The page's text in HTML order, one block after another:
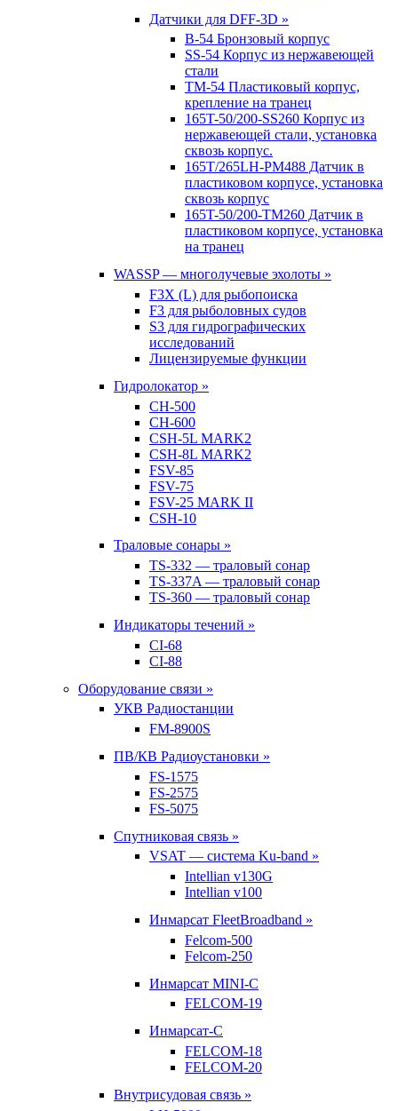
Датчики для DFF-3D »
B-54 Бронзовый корпус
SS-54 Корпус из нержавеющей
стали
TM-54 Пластиковый корпус,
крепление на транец
165T-50/200-SS260 Корпус из
нержавеющей стали, установка
сквозь корпус.
165T/265LH-PM488 Датчик в
пластиковом корпусе, установка
сквозь корпус
165T-50/200-TM260 Датчик в
пластиковом корпусе, установка
на транец
WASSP — многолучевые эхолоты »
F3X (L) для рыбопоиска
F3 для рыболовных судов
S3 для гидрографических
исследований
Лицензируемые функции
Гидролокатор »
CH-500
CH-600
CSH-5L MARK2
CSH-8L MARK2
FSV-85
FSV-75
FSV-25 MARK II
CSH-10
Траловые сонары »
TS-332 — траловый сонар
TS-337A — траловый сонар
TS-360 — траловый сонар
Индикаторы течений »
CI-68
CI-88
Оборудование связи »
УКВ Радиостанции
FM-8900S
ПВ/КВ Радиоустановки »
FS-1575
FS-2575
FS-5075
Спутниковая связь »
VSAT — система Ku-band »
Intellian v130G
Intellian v100
Инмарсат FleetBroadband »
Felcom-500
Felcom-250
Инмарсат MINI-C
FELCOM-19
Инмарсат-С
FELCOM-18
FELCOM-20
Внутрисудовая связь »